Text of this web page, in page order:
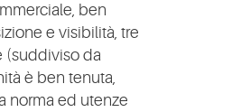
ben
e visibilità, tre
(suddiviso da
è ben tenuta,
norma ed utenze